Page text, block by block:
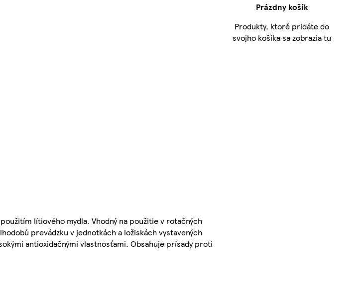
lítiového mydla. Vhodný na použitie v rotačných
prevádzku v jednotkách a ložiskách vystavených
antioxidačnými vlastnosťami. Obsahuje prísady proti
Prázdny košík
Produkty, ktoré pridáte do
svojho košíka sa zobrazia tu